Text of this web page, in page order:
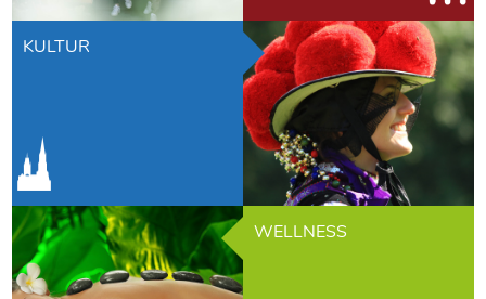
KULTUR
WELLNESS